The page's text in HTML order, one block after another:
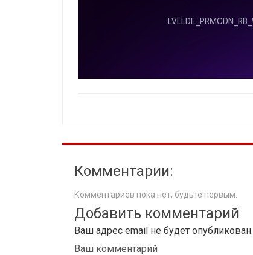
Комментарии:
Комментариев пока нет, будьте первым.
Добавить комментарий
Ваш адрес email не будет опубликован.
Ваш комментарий